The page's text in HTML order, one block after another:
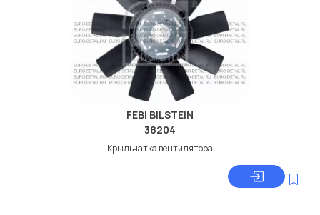
FEBI BILSTEIN
38204
Крыльчатка вентилятора